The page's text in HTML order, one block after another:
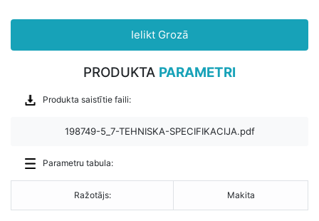
Ielikt Grozā
PRODUKTA PARAMETRI
Produkta saistītie faili:
198749-5_7-TEHNISKA-SPECIFIKACIJA.pdf
Parametru tabula:
Ražotājs: Makita